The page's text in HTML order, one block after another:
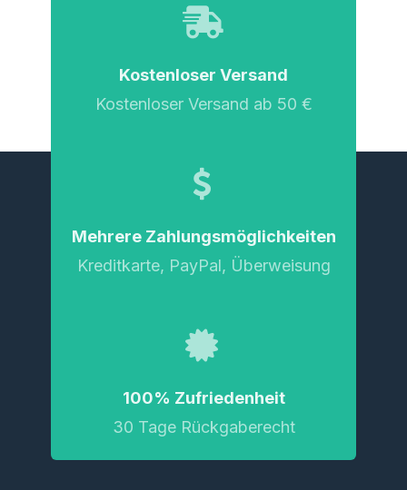
Kostenloser Versand
Kostenloser Versand ab 50 €
Mehrere Zahlungsmöglichkeiten
Kreditkarte, PayPal, Überweisung
100% Zufriedenheit
30 Tage Rückgaberecht